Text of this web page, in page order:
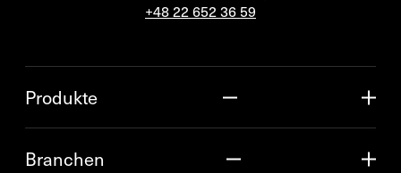
+48 22 652 36 59
Produkte
Branchen